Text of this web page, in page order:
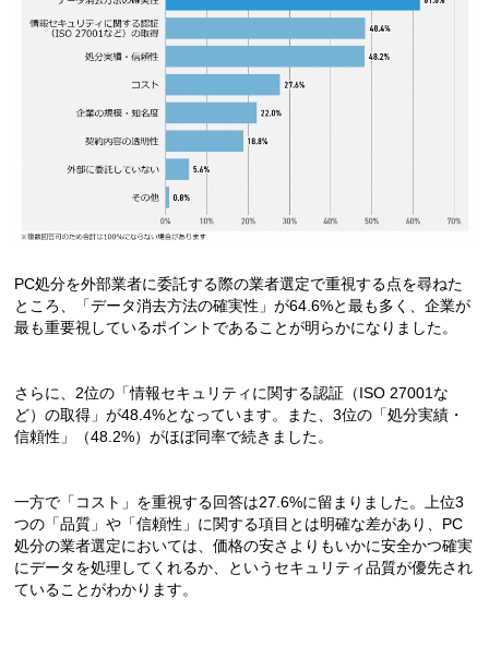
PC処分を外部業者に委託する際の業者選定で重視する点を尋ねた
ところ、「データ消去方法の確実性」が64.6%と最も多く、企業が
最も重要視しているポイントであることが明らかになりました。
さらに、2位の「情報セキュリティに関する認証（ISO 27001な
ど）の取得」が48.4%となっています。また、3位の「処分実績・
信頼性」（48.2%）がほぼ同率で続きました。
一方で「コスト」を重視する回答は27.6%に留まりました。上位3
つの「品質」や「信頼性」に関する項目とは明確な差があり、PC
処分の業者選定においては、価格の安さよりもいかに安全かつ確実
にデータを処理してくれるか、というセキュリティ品質が優先され
ていることがわかります。